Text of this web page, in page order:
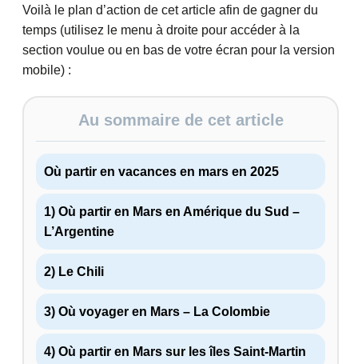
Voilà le plan d’action de cet article afin de gagner du
temps (utilisez le menu à droite pour accéder à la
section voulue ou en bas de votre écran pour la version
mobile) :
Au sommaire de cet article
Où partir en vacances en mars en 2025
1) Où partir en Mars en Amérique du Sud –
L’Argentine
2) Le Chili
3) Où voyager en Mars – La Colombie
4) Où partir en Mars sur les îles Saint-Martin